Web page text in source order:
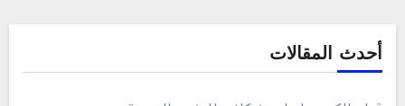
أحدث المقالات